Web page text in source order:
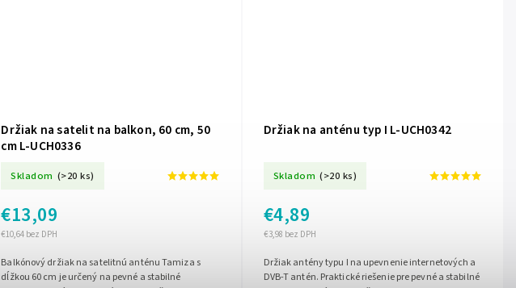
Držiak na satelit na balkon, 60 cm, 50
cm L-UCH0336
Skladom (>20 ks)
€10,64 bez DPH
€13,09
Balkónový držiak na satelitnú anténu Tamiza s
dĺžkou 60 cm je určený na pevné a stabilné
Držiak na anténu typ I L-UCH0342
Skladom (>20 ks)
€3,98 bez DPH
€4,89
Držiak antény typu I na upevnenie internetových a
DVB-T antén. Praktické riešenie pre pevné a stabilné